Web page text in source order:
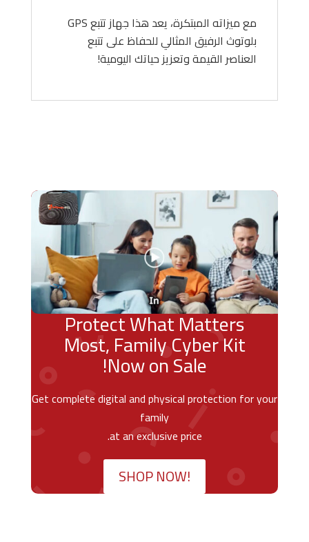
مع ميزاته المبتكرة، يعد هذا جهاز تتبع GPS
بلوتوث الرفيق المثالي للحفاظ على تتبع
العناصر القيمة وتعزيز حياتك اليومية!
Protect What Matters
Most, Family Cyber Kit
Now on Sale!
Get complete digital and physical protection for your
family
at an exclusive price.
SHOP NOW!